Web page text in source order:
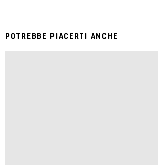
POTREBBE PIACERTI ANCHE